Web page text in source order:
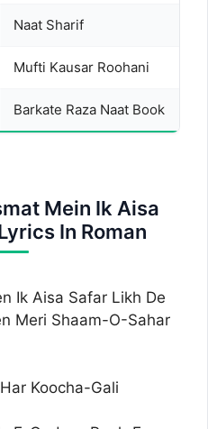
Naat Sharif
Mufti Kausar Roohani
Barkate Raza Naat Book
Mein Ik Aisa
In Roman
Ik Aisa Safar Likh De
Meri Shaam-O-Sahar
Koocha-Gali